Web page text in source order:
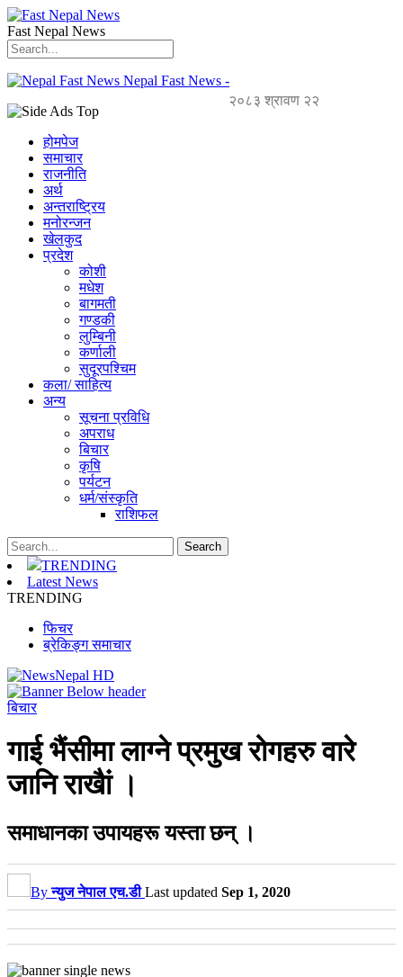
Fast Nepal News
Nepal Fast News -
२०८३ श्रावण २२
होमपेज
समाचार
राजनीति
अर्थ
अन्तराष्ट्रिय
मनोरन्जन
खेलकुद
प्रदेश
कोशी
मधेश
बागमती
गण्डकी
लुम्बिनी
कर्णाली
सुदूरपश्चिम
कला/ साहित्य
अन्य
सूचना प्रविधि
अपराध
बिचार
कृषि
पर्यटन
धर्म/संस्कृति
राशिफल
TRENDING
Latest News
TRENDING
फिचर
ब्रेकिङ्ग समाचार
बिचार
गाई भैंसीमा लाग्ने प्रमुख रोगहरु वारे
जानि राखैां ।
समाधानका उपायहरू यस्ता छन् ।
Byन्युज नेपाल एच.डी Last updated Sep 1, 2020